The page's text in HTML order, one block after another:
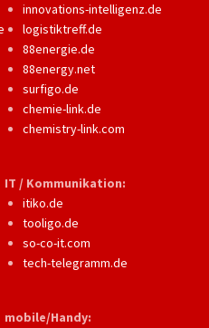
innovations-intelligenz.de
logistiktreff.de
88energie.de
88energy.net
surfigo.de
chemie-link.de
chemistry-link.com
IT / Kommunikation:
itiko.de
tooligo.de
so-co-it.com
tech-telegramm.de
mobile/Handy: